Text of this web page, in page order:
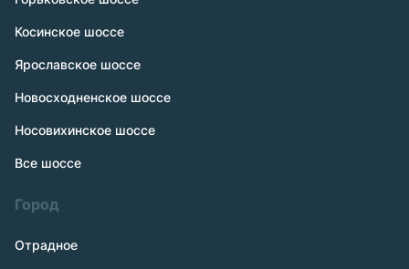
Косинское шоссе
Ярославское шоссе
Новосходненское шоссе
Носовихинское шоссе
Все шоссе
Город
Отрадное